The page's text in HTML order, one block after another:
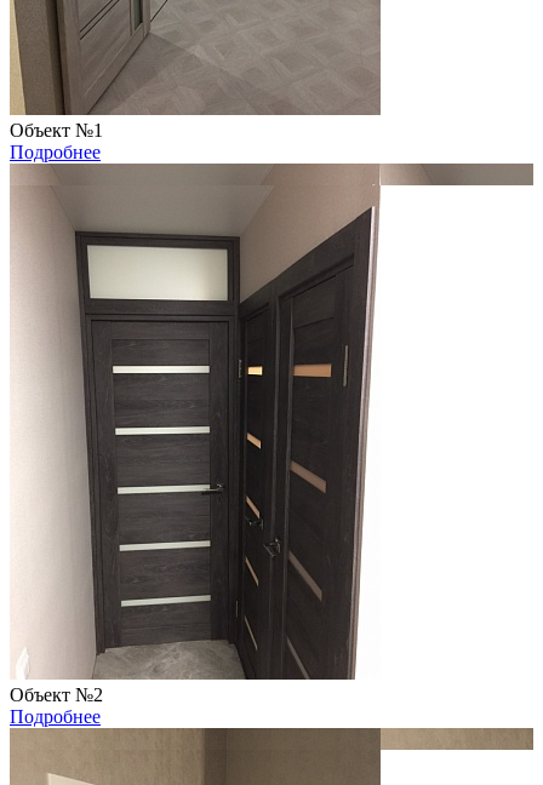
Объект №1
Подробнее
Объект №2
Подробнее